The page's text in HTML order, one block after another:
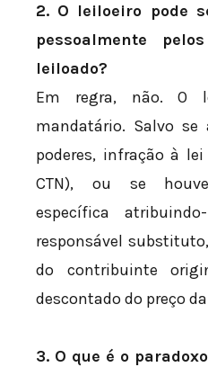
2. O leiloeiro pode
pessoalmente
leiloado?
Em regra, não. O
mandatário. Salvo se
poderes, infração à
CTN), ou se
específica
responsável
do contribuinte
descontado do preço
3. O que é o